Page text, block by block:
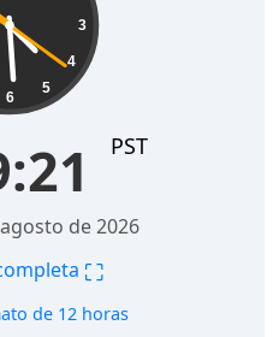
3
4
5
6
PST
de 2026
⛶
de 12 horas